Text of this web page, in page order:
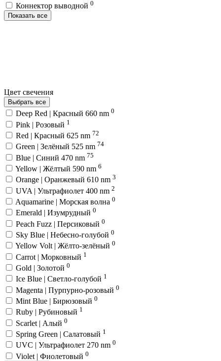
Коннектор выводной 0
Показать все
Цвет свечения
Выбрать все
Deep Red | Красный 660 nm 0
Pink | Розовый 1
Red | Красный 625 nm 72
Green | Зелёный 525 nm 74
Blue | Синий 470 nm 75
Yellow | Жёлтый 590 nm 6
Orange | Оранжевый 610 nm 3
UVA | Ультрафиолет 400 nm 2
Aquamarine | Морская волна 0
Emerald | Изумрудный 0
Peach Fuzz | Персиковый 0
Sky Blue | Небесно-голубой 0
Yellow Volt | Жёлто-зелёный 0
Carrot | Морковный 1
Gold | Золотой 0
Ice Blue | Светло-голубой 1
Magenta | Пурпурно-розовый 0
Mint Blue | Бирюзовый 0
Ruby | Рубиновый 1
Scarlet | Алый 0
Spring Green | Салатовый 1
UVC | Ультрафиолет 270 nm 0
Violet | Фиолетовый 0